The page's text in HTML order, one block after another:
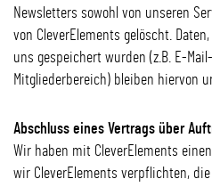
Newsletters sowohl von unseren
von CleverElements gelöscht.
uns gespeichert wurden (z.B. E-
Mitgliederbereich) bleiben hiervon
Abschluss eines Vertrags über
Wir haben mit CleverElements
wir CleverElements verpflichten,